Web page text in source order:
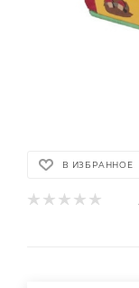
В ИЗБРАННОЕ